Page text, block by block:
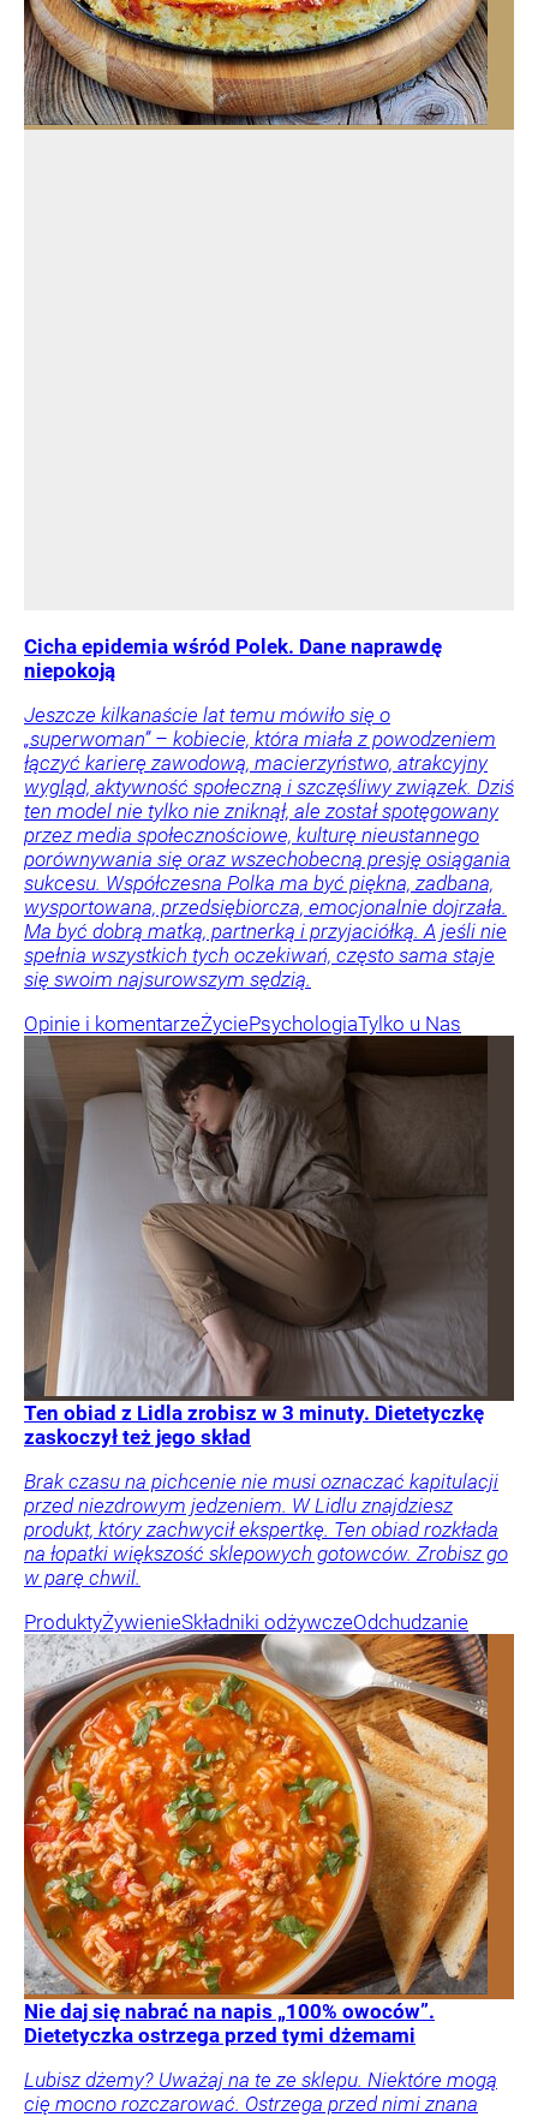
Cicha epidemia wśród Polek. Dane naprawdę
niepokoją
Jeszcze kilkanaście lat temu mówiło się o
„superwoman” – kobiecie, która miała z powodzeniem
łączyć karierę zawodową, macierzyństwo, atrakcyjny
wygląd, aktywność społeczną i szczęśliwy związek. Dziś
ten model nie tylko nie zniknął, ale został spotęgowany
przez media społecznościowe, kulturę nieustannego
porównywania się oraz wszechobecną presję osiągania
sukcesu. Współczesna Polka ma być piękna, zadbana,
wysportowana, przedsiębiorcza, emocjonalnie dojrzała.
Ma być dobrą matką, partnerką i przyjaciółką. A jeśli nie
spełnia wszystkich tych oczekiwań, często sama staje
się swoim najsurowszym sędzią.
Opinie i komentarzeŻyciePsychologiaTylko u Nas
Ten obiad z Lidla zrobisz w 3 minuty. Dietetyczkę
zaskoczył też jego skład
Brak czasu na pichcenie nie musi oznaczać kapitulacji
przed niezdrowym jedzeniem. W Lidlu znajdziesz
produkt, który zachwycił ekspertkę. Ten obiad rozkłada
na łopatki większość sklepowych gotowców. Zrobisz go
w parę chwil.
ProduktyŻywienieSkładniki odżywczeOdchudzanie
Nie daj się nabrać na napis „100% owoców”.
Dietetyczka ostrzega przed tymi dżemami
Lubisz dżemy? Uważaj na te ze sklepu. Niektóre mogą
cię mocno rozczarować. Ostrzega przed nimi znana